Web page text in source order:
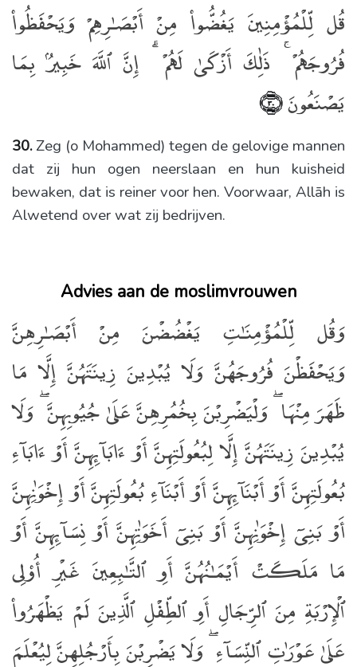
30.Zeg (o Mohammed) tegen de gelovige mannen
dat zij hun ogen neerslaan en hun kuisheid
bewaken, dat is reiner voor hen. Voorwaar, Allāh is
Alwetend over wat zij bedrijven.
قُل لِّلْمُؤْمِنِينَ يَغُضُّوا۟ مِنْ أَبْصَـٰرِهِمْ وَيَحْفَظُوا۟
فُرُوجَهُمْ ۚ ذَٰلِكَ أَزْكَىٰ لَهُمْ ۗ إِنَّ ٱللَّهَ خَبِيرٌۢ بِمَا
يَصْنَعُونَ﴿٣٠﴾
Advies aan de moslimvrouwen
وَقُل لِّلْمُؤْمِنَـٰتِ يَغْضُضْنَ مِنْ أَبْصَـٰرِهِنَّ
وَيَحْفَظْنَ فُرُوجَهُنَّ وَلَا يُبْدِينَ زِينَتَهُنَّ إِلَّا مَا
ظَهَرَ مِنْهَا ۖ وَلْيَضْرِبْنَ بِخُمُرِهِنَّ عَلَىٰ جُيُوبِهِنَّ ۖ وَلَا
يُبْدِينَ زِينَتَهُنَّ إِلَّا لِبُعُولَتِهِنَّ أَوْ ءَابَآئِهِنَّ أَوْ ءَابَآءِ
بُعُولَتِهِنَّ أَوْ أَبْنَآئِهِنَّ أَوْ أَبْنَآءِ بُعُولَتِهِنَّ أَوْ إِخْوَٰنِهِنَّ
أَوْ بَنِىٓ إِخْوَٰنِهِنَّ أَوْ بَنِىٓ أَخَوَٰتِهِنَّ أَوْ نِسَآئِهِنَّ أَوْ
مَا مَلَكَتْ أَيْمَـٰنُهُنَّ أَوِ ٱلتَّـٰبِعِينَ غَيْرِ أُو۟لِى
ٱلْإِرْبَةِ مِنَ ٱلرِّجَالِ أَوِ ٱلطِّفْلِ ٱلَّذِينَ لَمْ يَظْهَرُوا۟
عَلَىٰ عَوْرَٰتِ ٱلنِّسَآءِ ۖ وَلَا يَضْرِبْنَ بِأَرْجُلِهِنَّ لِيُعْلَمَ